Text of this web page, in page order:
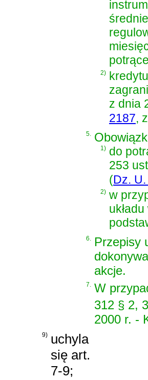
2)
z dnia
2187,
5.
1) do
253
(Dz.
2) w
6.
Przepisy
akcje.
7.
W
312 § 2,
2000 r. -
9) uchyla
się art.
7-9;